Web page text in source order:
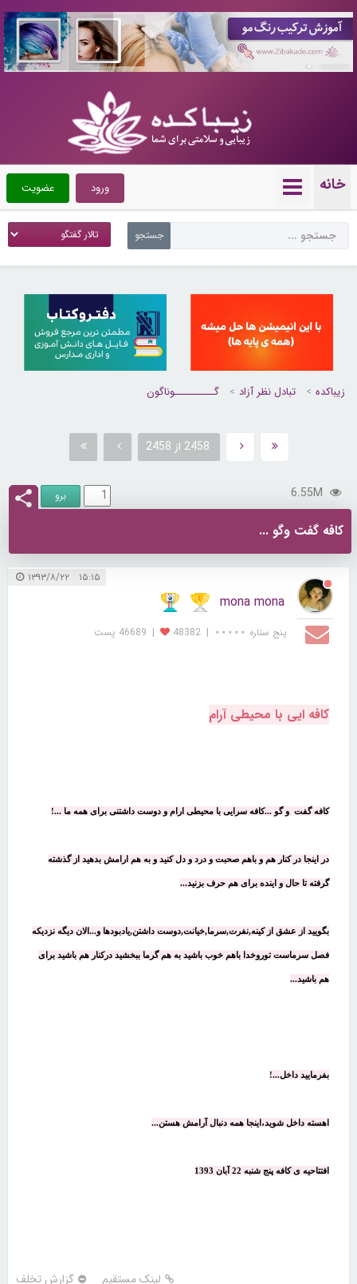
خانه عضویت ورود
زیباکده تبادل نظر آزاد گــــــــــوناگون
2458 از 2458
6.55M
كافه گفت وگو ...
۱۵:۱۵ ۱۳۹۳/۸/۲۲
mona mona
پنج ستاره ⋆⋆⋆⋆⋆ |
48382
| 46689 پست
کافه ایی با محیطی آرام
کافه گفت و گو ...کافه سرایی با محیطی ارام و دوست داشتنی برای همه ما ...!
در اینجا در کنار هم و باهم صحبت و درد و دل کنید و به هم ارامش بدهید از گذشته
گرفته تا حال و اینده برای هم حرف بزنید...
بگویید از عشق از کینه,نفرت,سرما,خیانت,دوست داشتن,یادبودها و...الان دیگه نزدیکه
فصل سرماست توروخدا باهم خوب باشید به هم گرما ببخشید درکنار هم باشید برای
هم باشید...
بفرمایید داخل...!
اهسته داخل شوید،اینجا همه دنبال آرامش هستن...
افتتاحیه ی کافه پنج شنبه 22 آبان 1393
لینک مستقیم گزارش تخلف